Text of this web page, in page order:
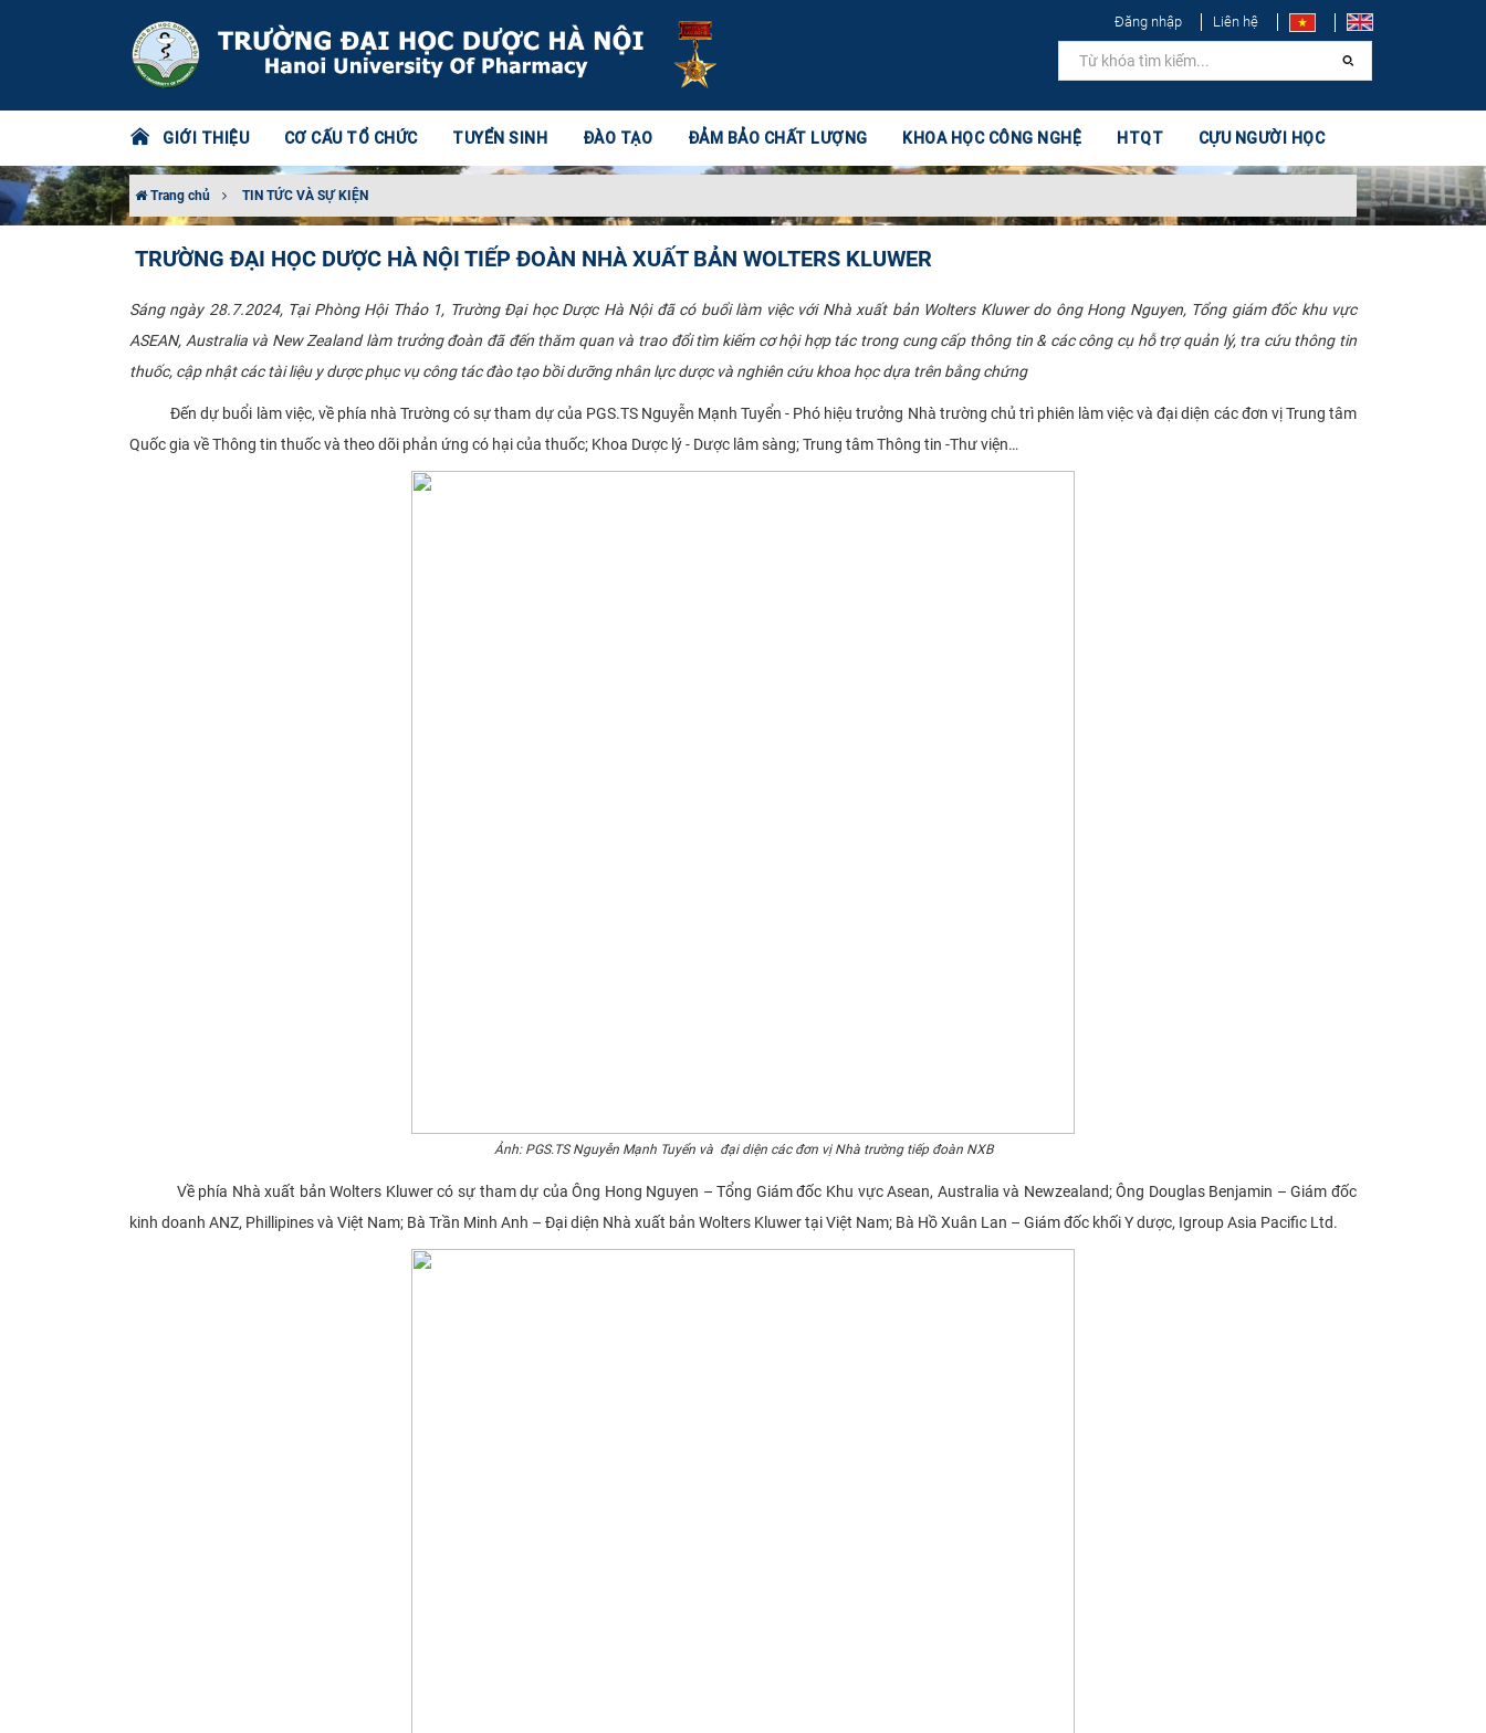
Đăng nhập Liên hệ
GIỚI THIỆU CƠ CẤU TỔ CHỨC TUYỂN SINH ĐÀO TẠO ĐẢM BẢO CHẤT LƯỢNG KHOA HỌC CÔNG NGHỆ HTQT CỰU NGƯỜI HỌC
Trang chủ TIN TỨC VÀ SỰ KIỆN
TRƯỜNG ĐẠI HỌC DƯỢC HÀ NỘI TIẾP ĐOÀN NHÀ XUẤT BẢN WOLTERS KLUWER
Sáng ngày 28.7.2024, Tại Phòng Hội Thảo 1, Trường Đại học Dược Hà Nội đã có buổi làm việc với Nhà xuất bản Wolters Kluwer do ông Hong Nguyen, Tổng giám đốc khu vực
ASEAN, Australia và New Zealand làm trưởng đoàn đã đến thăm quan và trao đổi tìm kiếm cơ hội hợp tác trong cung cấp thông tin & các công cụ hỗ trợ quản lý, tra cứu thông tin
thuốc, cập nhật các tài liệu y dược phục vụ công tác đào tạo bồi dưỡng nhân lực dược và nghiên cứu khoa học dựa trên bằng chứng
Đến dự buổi làm việc, về phía nhà Trường có sự tham dự của PGS.TS Nguyễn Mạnh Tuyển - Phó hiệu trưởng Nhà trường chủ trì phiên làm việc và đại diện các đơn vị Trung tâm
Quốc gia về Thông tin thuốc và theo dõi phản ứng có hại của thuốc; Khoa Dược lý - Dược lâm sàng; Trung tâm Thông tin -Thư viện…
Ảnh: PGS.TS Nguyễn Mạnh Tuyển và đại diện các đơn vị Nhà trường tiếp đoàn NXB
Về phía Nhà xuất bản Wolters Kluwer có sự tham dự của Ông Hong Nguyen – Tổng Giám đốc Khu vực Asean, Australia và Newzealand; Ông Douglas Benjamin – Giám đốc
kinh doanh ANZ, Phillipines và Việt Nam; Bà Trần Minh Anh – Đại diện Nhà xuất bản Wolters Kluwer tại Việt Nam; Bà Hồ Xuân Lan – Giám đốc khối Y dược, Igroup Asia Pacific Ltd.